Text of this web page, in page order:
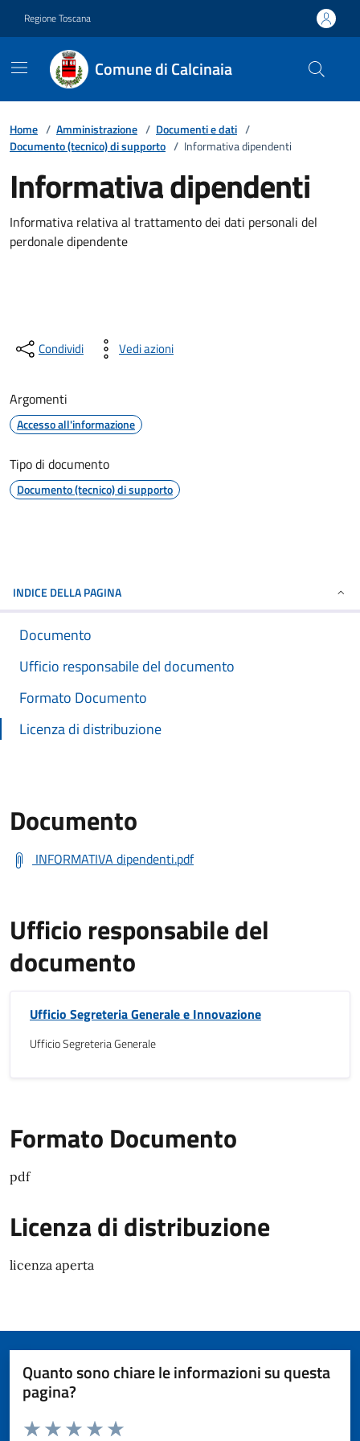
Regione Toscana
Comune di Calcinaia
Home / Amministrazione / Documenti e dati /
Documento (tecnico) di supporto / Informativa dipendenti
Informativa dipendenti
Informativa relativa al trattamento dei dati personali del
perdonale dipendente
Condividi Vedi azioni
Argomenti
Accesso all'informazione
Tipo di documento
Documento (tecnico) di supporto
INDICE DELLA PAGINA
Documento
Ufficio responsabile del documento
Formato Documento
Licenza di distribuzione
Documento
INFORMATIVA dipendenti.pdf
Ufficio responsabile del
documento
Ufficio Segreteria Generale e Innovazione
Ufficio Segreteria Generale
Formato Documento
pdf
Licenza di distribuzione
licenza aperta
Quanto sono chiare le informazioni su questa
pagina?
Valuta da 1 a 5 stelle la pagina